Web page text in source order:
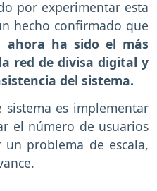
por experimentar esta
hecho confirmado que
ahora ha sido el más
red de divisa digital y
del sistema.
es implementar
el número de usuarios
problema de escala,